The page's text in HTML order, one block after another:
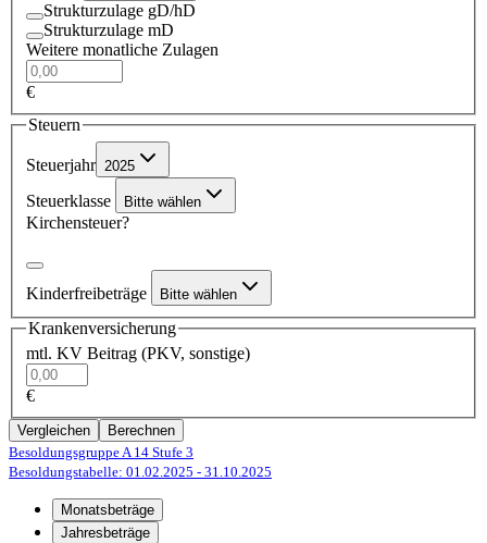
Strukturzulage gD/hD
Strukturzulage mD
Weitere monatliche Zulagen
€
Steuern
Steuerjahr 2025
Steuerklasse Bitte wählen
Kirchensteuer?
Kinderfreibeträge Bitte wählen
Krankenversicherung
mtl. KV Beitrag (PKV, sonstige)
€
Vergleichen
Berechnen
Besoldungsgruppe A 14 Stufe 3
Besoldungstabelle: 01.02.2025 - 31.10.2025
Monatsbeträge
Jahresbeträge